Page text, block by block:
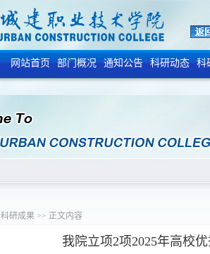
网站首页 部门概况 通知公告 科研动态 科
科研成果 >> 正文内容
我院立项2项2025年高校